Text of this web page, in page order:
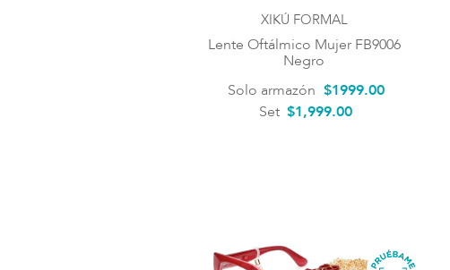
XIKÚ FORMAL
Lente Oftálmico Mujer FB9006
Negro
Solo armazón $1999.00
Set $1,999.00